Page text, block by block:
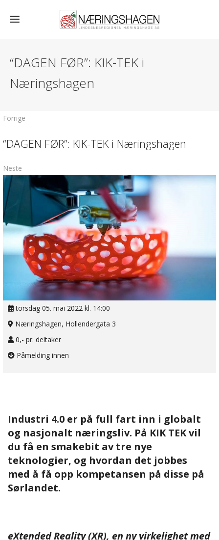
“DAGEN FØR”: KIK-TEK i
Næringshagen
Forrige
“DAGEN FØR”: KIK-TEK i Næringshagen
Neste
torsdag 05. mai 2022 kl. 14:00
Næringshagen, Hollendergata 3
0,- pr. deltaker
Påmelding innen
Industri 4.0 er på full fart inn i globalt
og nasjonalt næringsliv. På KIK TEK vil
du få en smakebit av tre nye
teknologier, og hvordan det jobbes
med å få opp kompetansen på disse på
Sørlandet.
eXtended Reality (XR), en ny virkelighet med